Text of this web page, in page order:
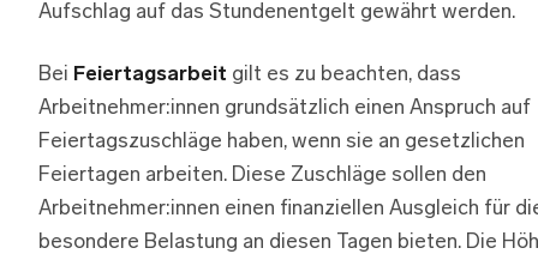
Aufschlag auf das Stundenentgelt gewährt werden.
Bei Feiertagsarbeit gilt es zu beachten, dass
Arbeitnehmer:innen grundsätzlich einen Anspruch auf
Feiertagszuschläge haben, wenn sie an gesetzlichen
Feiertagen arbeiten. Diese Zuschläge sollen den
Arbeitnehmer:innen einen finanziellen Ausgleich für
besondere Belastung an diesen Tagen bieten. Die